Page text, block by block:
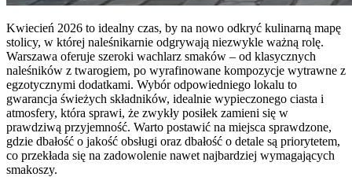
Kwiecień 2026 to idealny czas, by na nowo odkryć kulinarną mapę
stolicy, w której naleśnikarnie odgrywają niezwykle ważną rolę.
Warszawa oferuje szeroki wachlarz smaków – od klasycznych
naleśników z twarogiem, po wyrafinowane kompozycje wytrawne z
egzotycznymi dodatkami. Wybór odpowiedniego lokalu to
gwarancja świeżych składników, idealnie wypieczonego ciasta i
atmosfery, która sprawi, że zwykły posiłek zamieni się w
prawdziwą przyjemność. Warto postawić na miejsca sprawdzone,
gdzie dbałość o jakość obsługi oraz dbałość o detale są priorytetem,
co przekłada się na zadowolenie nawet najbardziej wymagających
smakoszy.